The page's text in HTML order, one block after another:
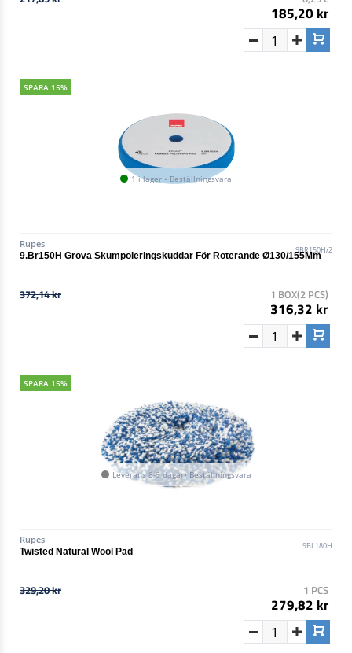
185,20 kr
SPARA 15%
1 i lager • Beställningsvara
Rupes
9BR150H/2
9.Br150H Grova Skumpoleringskuddar För Roterande Ø130/155Mm
372,14 kr 1 BOX(2 PCS)
316,32 kr
SPARA 15%
Leverans 8-9 dagar• Beställningsvara
Rupes
9BL180H
Twisted Natural Wool Pad
329,20 kr 1 PCS
279,82 kr